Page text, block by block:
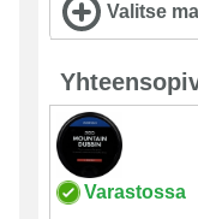
Valitse
Varastossa